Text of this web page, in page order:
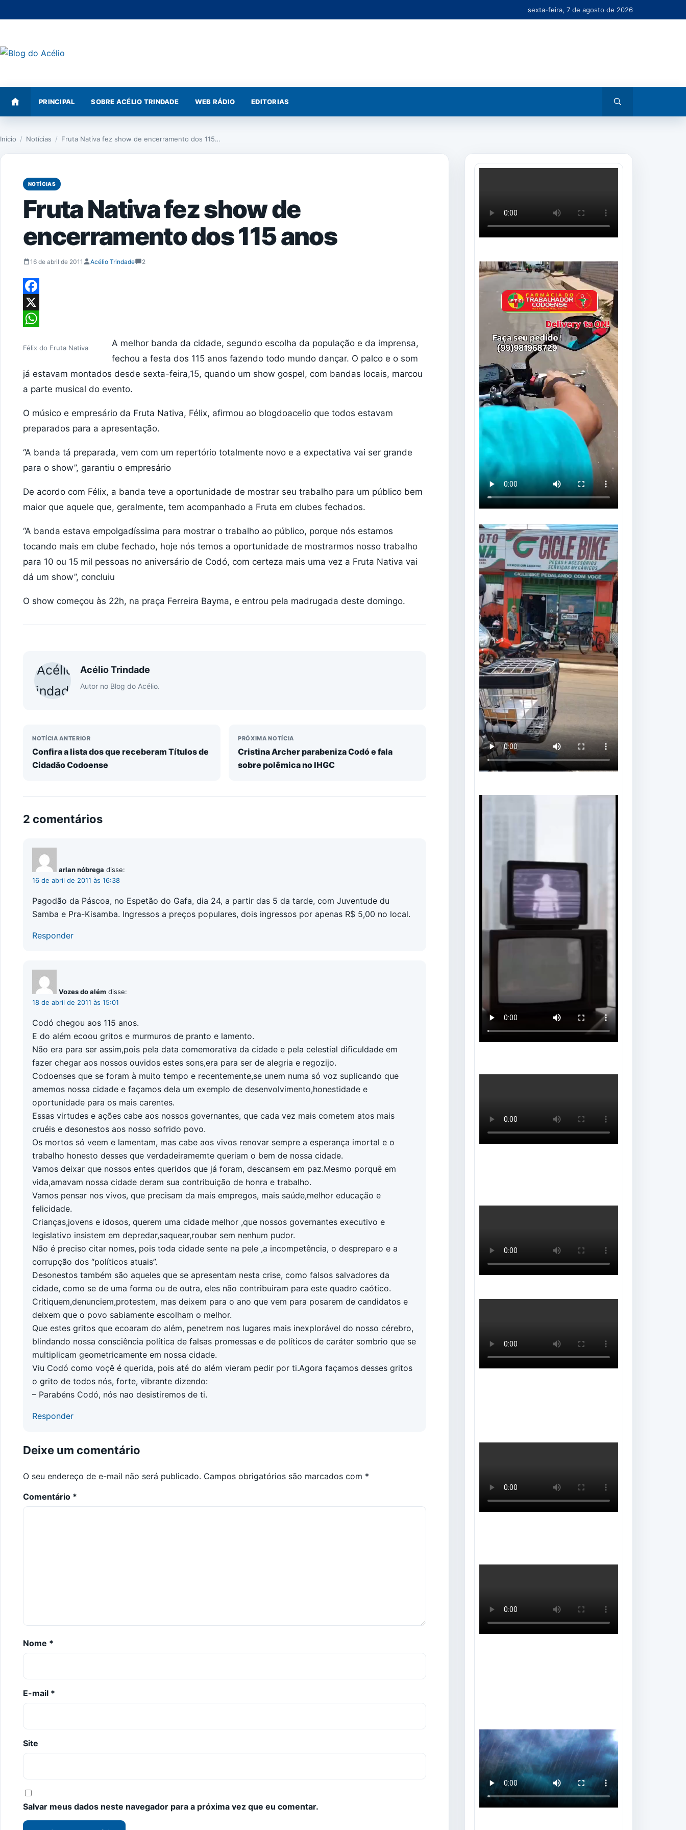
para
conteúdo
sexta-feira, 7 de agosto de 2026
PRINCIPAL SOBRE ACÉLIO TRINDADE WEB RÁDIO EDITORIAS
busca
Início / Notícias / Fruta Nativa fez show de encerramento dos 115…
NOTÍCIAS
Fruta Nativa fez show de
encerramento dos 115 anos
16 de abril de 2011 Acélio Trindade 2
Facebook
X
Félix do Fruta Nativa
A melhor banda da cidade, segundo escolha da população e da imprensa,
fechou a festa dos 115 anos fazendo todo mundo dançar. O palco e o som
já estavam montados desde sexta-feira,15, quando um show gospel, com bandas locais, marcou
a parte musical do evento.
O músico e empresário da Fruta Nativa, Félix, afirmou ao blogdoacelio que todos estavam
preparados para a apresentação.
“A banda tá preparada, vem com um repertório totalmente novo e a expectativa vai ser grande
para o show”, garantiu o empresário
De acordo com Félix, a banda teve a oportunidade de mostrar seu trabalho para um público bem
maior que aquele que, geralmente, tem acompanhado a Fruta em clubes fechados.
“A banda estava empolgadíssima para mostrar o trabalho ao público, porque nós estamos
tocando mais em clube fechado, hoje nós temos a oportunidade de mostrarmos nosso trabalho
para 10 ou 15 mil pessoas no aniversário de Codó, com certeza mais uma vez a Fruta Nativa vai
dá um show”, concluiu
O show começou às 22h, na praça Ferreira Bayma, e entrou pela madrugada deste domingo.
Acélio Trindade
Autor no Blog do Acélio.
NOTÍCIA ANTERIOR
Confira a lista dos que receberam Títulos de
Cidadão Codoense
PRÓXIMA NOTÍCIA
Cristina Archer parabeniza Codó e fala
sobre polêmica no IHGC
2 comentários
arlan nóbrega disse:
16 de abril de 2011 às 16:38
Pagodão da Páscoa, no Espetão do Gafa, dia 24, a partir das 5 da tarde, com Juventude du
Samba e Pra-Kisamba. Ingressos a preços populares, dois ingressos por apenas R$ 5,00 no local.
Responder
Vozes do além disse:
18 de abril de 2011 às 15:01
Codó chegou aos 115 anos.
E do além ecoou gritos e murmuros de pranto e lamento.
Não era para ser assim,pois pela data comemorativa da cidade e pela celestial dificuldade em
fazer chegar aos nossos ouvidos estes sons,era para ser de alegria e regozijo.
Codoenses que se foram à muito tempo e recentemente,se unem numa só voz suplicando que
amemos nossa cidade e façamos dela um exemplo de desenvolvimento,honestidade e
oportunidade para os mais carentes.
Essas virtudes e ações cabe aos nossos governantes, que cada vez mais cometem atos mais
cruéis e desonestos aos nosso sofrido povo.
Os mortos só veem e lamentam, mas cabe aos vivos renovar sempre a esperança imortal e o
trabalho honesto desses que verdadeiramemte queriam o bem de nossa cidade.
Vamos deixar que nossos entes queridos que já foram, descansem em paz.Mesmo porquê em
vida,amavam nossa cidade deram sua contribuição de honra e trabalho.
Vamos pensar nos vivos, que precisam da mais empregos, mais saúde,melhor educação e
felicidade.
Crianças,jovens e idosos, querem uma cidade melhor ,que nossos governantes executivo e
legislativo insistem em depredar,saquear,roubar sem nenhum pudor.
Não é preciso citar nomes, pois toda cidade sente na pele ,a incompetência, o despreparo e a
corrupção dos “políticos atuais”.
Desonestos também são aqueles que se apresentam nesta crise, como falsos salvadores da
cidade, como se de uma forma ou de outra, eles não contribuiram para este quadro caótico.
Critiquem,denunciem,protestem, mas deixem para o ano que vem para posarem de candidatos e
deixem que o povo sabiamente escolham o melhor.
Que estes gritos que ecoaram do além, penetrem nos lugares mais inexplorável do nosso cérebro,
blindando nossa consciência política de falsas promessas e de políticos de caráter sombrio que se
multiplicam geometricamente em nossa cidade.
Viu Codó como voçê é querida, pois até do além vieram pedir por ti.Agora façamos desses gritos
o grito de todos nós, forte, vibrante dizendo:
– Parabéns Codó, nós nao desistiremos de ti.
Responder
Deixe um comentário
O seu endereço de e-mail não será publicado. Campos obrigatórios são marcados com *
Comentário *
Nome *
E-mail *
Site
Salvar meus dados neste navegador para a próxima vez que eu comentar.